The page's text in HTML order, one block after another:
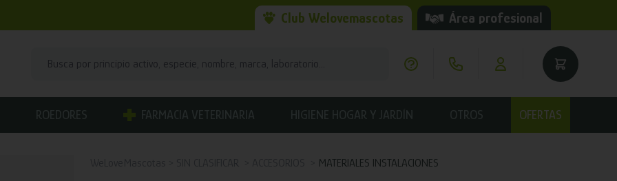
Club Welovemascotas Área profesional
ROEDORES FARMACIA VETERINARIA HIGIENE HOGAR Y JARDÍN OTROS OFERTAS
MATERIALES INSTALACIONES